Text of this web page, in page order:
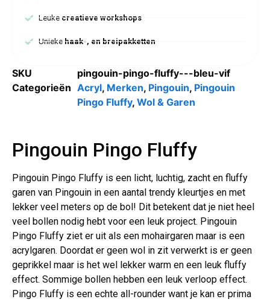
Leuke creatieve workshops
Uniekehaak-, en breipakketten
SKU
pingouin-pingo-fluffy---bleu-vif
Categorieën Acryl, Merken, Pingouin, Pingouin
Pingo Fluffy, Wol & Garen
Pingouin Pingo Fluffy
Pingouin Pingo Fluffy is een licht, luchtig, zacht en fluffy
garen van Pingouin in een aantal trendy kleurtjes en met
lekker veel meters op de bol! Dit betekent dat je niet heel
veel bollen nodig hebt voor een leuk project. Pingouin
Pingo Fluffy ziet er uit als een mohairgaren maar is een
acrylgaren. Doordat er geen wol in zit verwerkt is er geen
geprikkel maar is het wel lekker warm en een leuk fluffy
effect. Sommige bollen hebben een leuk verloop effect.
Pingo Fluffy is een echte all-rounder want je kan er prima